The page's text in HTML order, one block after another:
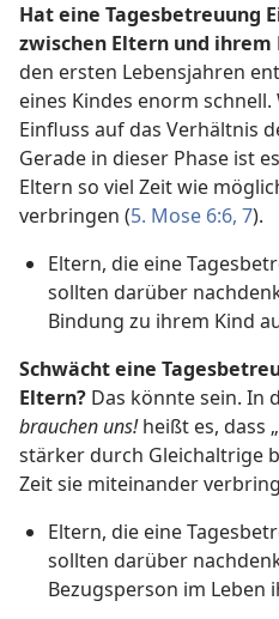
Hat eine Tagesbetreuung
zwischen Eltern und ihrem
den ersten Lebensjahren
eines Kindes enorm
Einfluss auf das Verhältnis
Gerade in dieser Phase ist
Eltern so viel Zeit wie
verbringen (5. Mose 6:6, 7).
Eltern, die eine
sollten darüber
Bindung zu ihrem Kind
Schwächt eine
Eltern? Das könnte sein. In
brauchen uns!heißt es, dass
stärker durch Gleichaltrige
Zeit sie miteinander
Eltern, die eine
sollten darüber
Bezugsperson im Leben